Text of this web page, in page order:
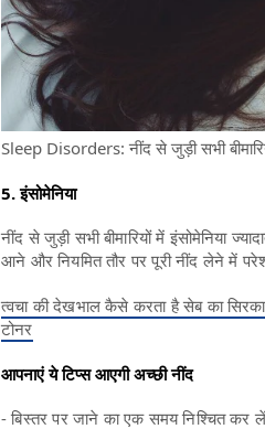
Sleep Disorders: नींद से जुड़ी सभी
5. इंसोमेनिया
नींद से जुड़ी सभी बीमारियों में इंसोमेनिया
आने और नियमित तौर पर पूरी नींद लेने में
त्‍वचा की देखभाल कैसे करता है सेब का
टोनर
आपनाएं ये टिप्स आएगी अच्छी नींद
- बिस्तर पर जाने का एक समय निश्चित